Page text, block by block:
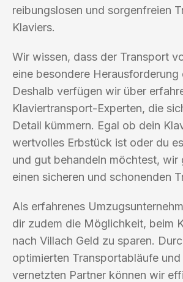
reibungslosen und sorgenfreien
Klaviers.
Wir wissen, dass der Transport
eine besondere Herausforderung
Deshalb verfügen wir über
Klaviertransport-Experten, die
Detail kümmern. Egal ob dein
wertvolles Erbstück ist oder du
und gut behandeln möchtest, wir
einen sicheren und schonenden
Als erfahrenes
dir zudem die Möglichkeit, beim
nach Villach Geld zu sparen.
optimierten Transportabläufe
vernetzten Partner können wir